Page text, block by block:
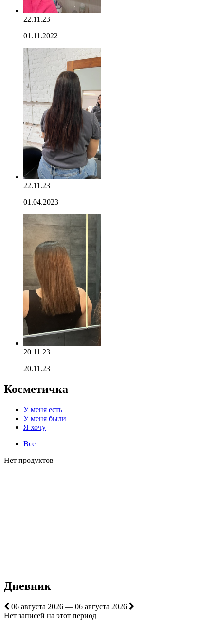
22.11.23
01.11.2022
22.11.23
01.04.2023
20.11.23
20.11.23
Косметичка
У меня есть
У меня были
Я хочу
Все
Нет продуктов
Дневник
06 августа 2026 — 06 августа 2026
Нет записей на этот период